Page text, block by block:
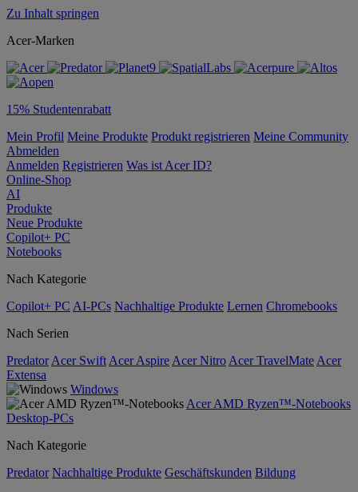
Zu Inhalt springen
Acer-Marken
15% Studentenrabatt
Mein Profil Meine Produkte Produkt registrieren Meine Community
Abmelden
Anmelden Registrieren Was ist Acer ID?
Online-Shop
AI
Produkte
Neue Produkte
Copilot+ PC
Notebooks
Nach Kategorie
Copilot+ PC AI-PCs Nachhaltige Produkte Lernen Chromebooks
Nach Serien
Predator Acer Swift Acer Aspire Acer Nitro Acer TravelMate Acer
Extensa
Windows
Acer AMD Ryzen™-Notebooks
Desktop-PCs
Nach Kategorie
Predator Nachhaltige Produkte Geschäftskunden Bildung